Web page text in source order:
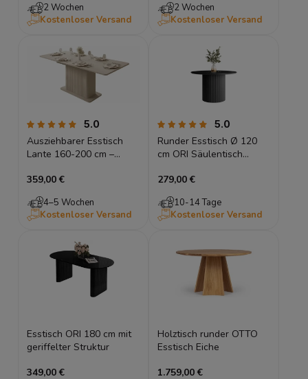
2 Wochen
Kostenloser Versand
2 Wochen
Kostenloser Versand
5.0
Ausziehbarer Esstisch
Lante 160-200 cm –
Geriffelter Säulenfuß
359,00 €
4–5 Wochen
Kostenloser Versand
5.0
Runder Esstisch Ø 120
cm ORI Säulentisch
279,00 €
10-14 Tage
Kostenloser Versand
Esstisch ORI 180 cm mit
geriffelter Struktur
349,00 €
Holztisch runder OTTO
Esstisch Eiche
1.759,00 €